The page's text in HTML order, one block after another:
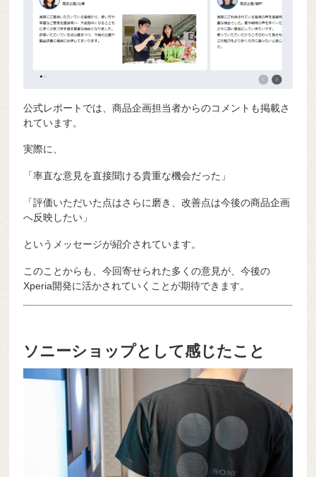
公式レポートでは、商品企画担当者からのコメントも掲載さ
れています。
実際に、
「率直な意見を直接聞ける貴重な機会だった」
「評価いただいた点はさらに磨き、改善点は今後の商品企画
へ反映したい」
というメッセージが紹介されています。
このことからも、今回寄せられた多くの意見が、今後の
Xperia開発に活かされていくことが期待できます。
ソニーショップとして感じたこと